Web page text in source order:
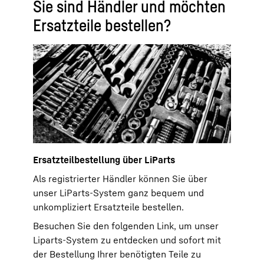
vor 2021
Das Typenschild befindet sich auf der
linken Innenseitefür
Freistehende Kühlschränke
Gefrierkombinationen
Einbaukühlschränke
Einbau-Kühl-Gefrierkombinationen
Side-by-Side-
Kühlschränke
mit Baujahr ab 2021
Das Typenschild befindet sichhinter
der untersten Schublade.
Gefrierschränke mit
Baujahr vor 2021
Das Typenschild befindet sich auf der
linken Innenseite.
Das Typenschild befindet sichoben auf
der linken Innenseitefür
Laborkühlschränke
Laborgefrierschränke
Medikamentenkühlschränke
Ultratiefkühlschränke
Das Typenschild befindet sichoben auf
der linken Innenseitefür
Bäckereikühlschränke
Bäckereigefrierschränke
Lebensmitteleinzelhande
l
Das Typenschild befindet sichoben auf
der rechten Innenseitefür
Supermarkt Kühl- und Gefriertruhen
Freezer Top
Sie sind Händler und möchten
Ersatzteile bestellen?
Ersatzteilbestellung über LiParts
Als registrierter Händler können Sie über
unser LiParts-System ganz bequem und
unkompliziert Ersatzteile bestellen.
Besuchen Sie den folgenden Link, um unser
Liparts-System zu entdecken und sofort mit
der Bestellung Ihrer benötigten Teile zu